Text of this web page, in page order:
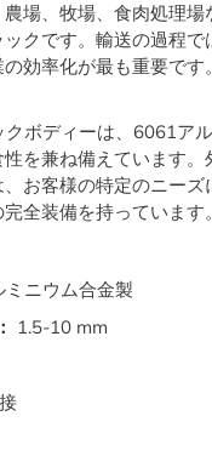
場、牧場、食肉処理
クです。輸送の過程
効率化が最も重要です
ボディーは、6061ア
を兼ね備えています
お客様の特定のニー
全装備を持っています
ニウム合金製
1.5-10 mm